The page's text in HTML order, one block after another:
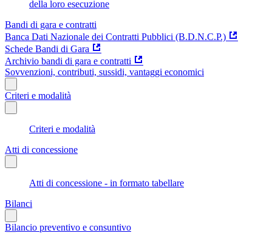
della loro esecuzione
Bandi di gara e contratti
Banca Dati Nazionale dei Contratti Pubblici (B.D.N.C.P.)
Schede Bandi di Gara
Archivio bandi di gara e contratti
Sovvenzioni, contributi, sussidi, vantaggi economici
Criteri e modalità
Criteri e modalità
Atti di concessione
Atti di concessione - in formato tabellare
Bilanci
Bilancio preventivo e consuntivo